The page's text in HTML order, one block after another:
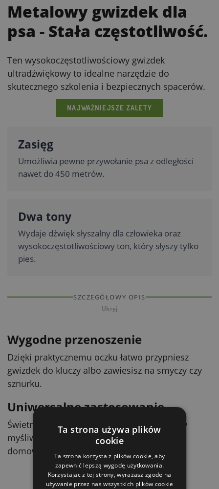
Metalowy gwizdek dla
psa - Stała częstotliwość.
Ten wysokoczęstotliwościowy gwizdek
ultradźwiękowy to idealne narzędzie do
skutecznego szkolenia i bezpiecznych spacerów.
NAJWAŻNIEJSZE ZALETY
Zasięg
Umożliwia pewne przywołanie psa z odległości
nawet do 450 metrów.
Dwa tony
Wydaje dźwięk słyszalny dla człowieka oraz
wysokoczęstotliwościowy ton, który słyszy tylko
pies.
SZCZEGÓŁOWY OPIS
Ukryj
Wygodne przenoszenie
Dzięki praktycznemu oczku łatwo przypniesz
gwizdek do kluczy albo zawiesisz na smyczy czy
sznurku.
Uniwersalne zastosowanie
Świetna pomoc w szkoleniu szczeniąt, psów
myśliwskich oraz w codziennym treningu
domowym.
Ta strona używa plików
cookie
Ta strona korzysta z plików cookie, aby
zapewnić lepszą wygodę użytkowania.
Korzystając z tej strony, wyrażasz zgodę na
używanie przez nas wszystkich plików cookie